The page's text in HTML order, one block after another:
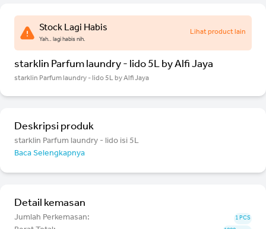
Stock Lagi Habis
Yah.. lagi habis nih.
Lihat product lain
starklin Parfum laundry - lido 5L by Alfi Jaya
starklin Parfum laundry - lido 5L by Alfi Jaya
Deskripsi produk
starklin Parfum laundry - lido isi 5L
Baca Selengkapnya
Detail kemasan
Jumlah Perkemasan: 1 PCS